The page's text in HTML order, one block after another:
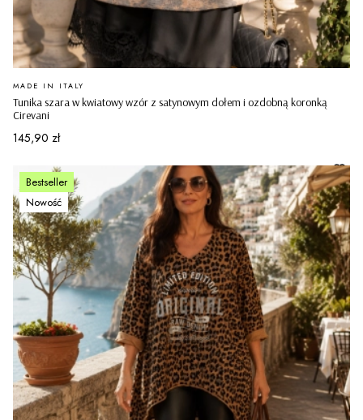
Tunika szara w kwiatowy wzór z satynowym dołem i ozdobną koronką
Cirevani
PRODUCENT
MADE IN ITALY
Cena
145,90 zł
Bestseller
Nowość